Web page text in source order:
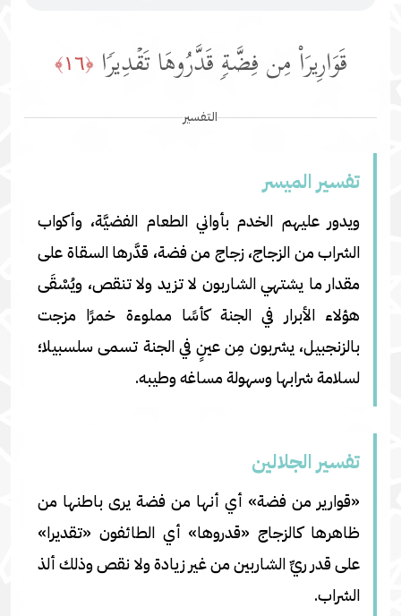
قَوَارِیرَا۟ مِن فِضَّةࣲ قَدَّرُوهَا تَقۡدِیرࣰا ﴿١٦﴾
التفسير
تفسير المیسر
ويدور عليهم الخدم بأواني الطعام الفضيَّة، وأكواب
الشراب من الزجاج، زجاج من فضة، قدَّرها السقاة على
مقدار ما يشتهي الشاربون لا تزيد ولا تنقص، ويُسْقَى
هؤلاء الأبرار في الجنة كأسًا مملوءة خمرًا مزجت
بالزنجبيل، يشربون مِن عينٍ في الجنة تسمى سلسبيلا؛
لسلامة شرابها وسهولة مساغه وطيبه.
تفسير الجلالين
«قوارير من فضة» أي أنها من فضة يرى باطنها من
ظاهرها كالزجاج «قدروها» أي الطائفون «تقديرا»
على قدر ريِّ الشاربين من غير زيادة ولا نقص وذلك ألذ
الشراب.